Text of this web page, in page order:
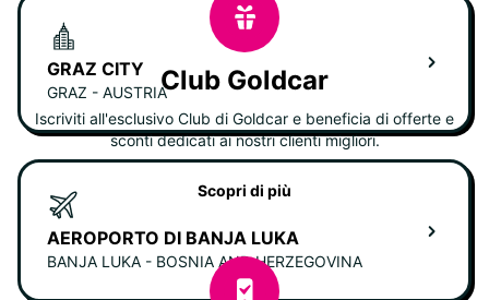
GRAZ CITY
GRAZ - AUSTRIA
AEROPORTO DI BANJA LUKA
BANJA LUKA - BOSNIA AND HERZEGOVINA
Club Goldcar
Iscriviti all'esclusivo Club di Goldcar e beneficia di offerte e
sconti dedicati ai nostri clienti migliori.
Scopri di più